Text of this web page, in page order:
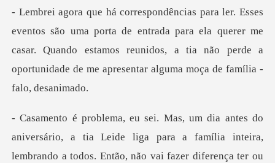
a de entrada para ela querer me
casar. Quando estamos reunidos, a tia não per
ia Leide liga para a família inteira,
lembrando a todos. Então, não va